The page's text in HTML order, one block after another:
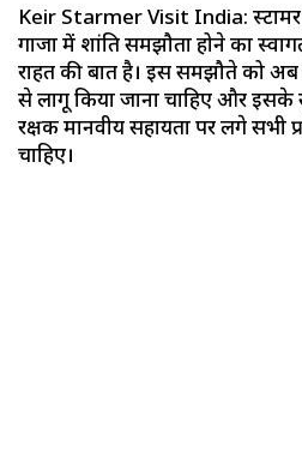
Keir Starmer Visit India:
गाजा में शांति समझौता होने का
राहत की बात है। इस समझौते को अब
से लागू किया जाना चाहिए और इसके
रक्षक मानवीय सहायता पर लगे सभी
चाहिए।